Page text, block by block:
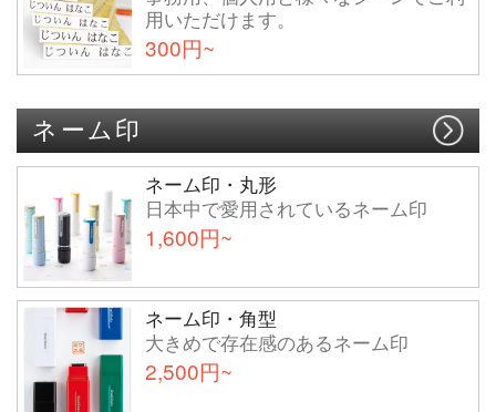
用いただけます。
300円~
ネーム印
ネーム印・丸形
日本中で愛用されているネーム印
1,600円~
ネーム印・角型
大きめで存在感のあるネーム印
2,500円~